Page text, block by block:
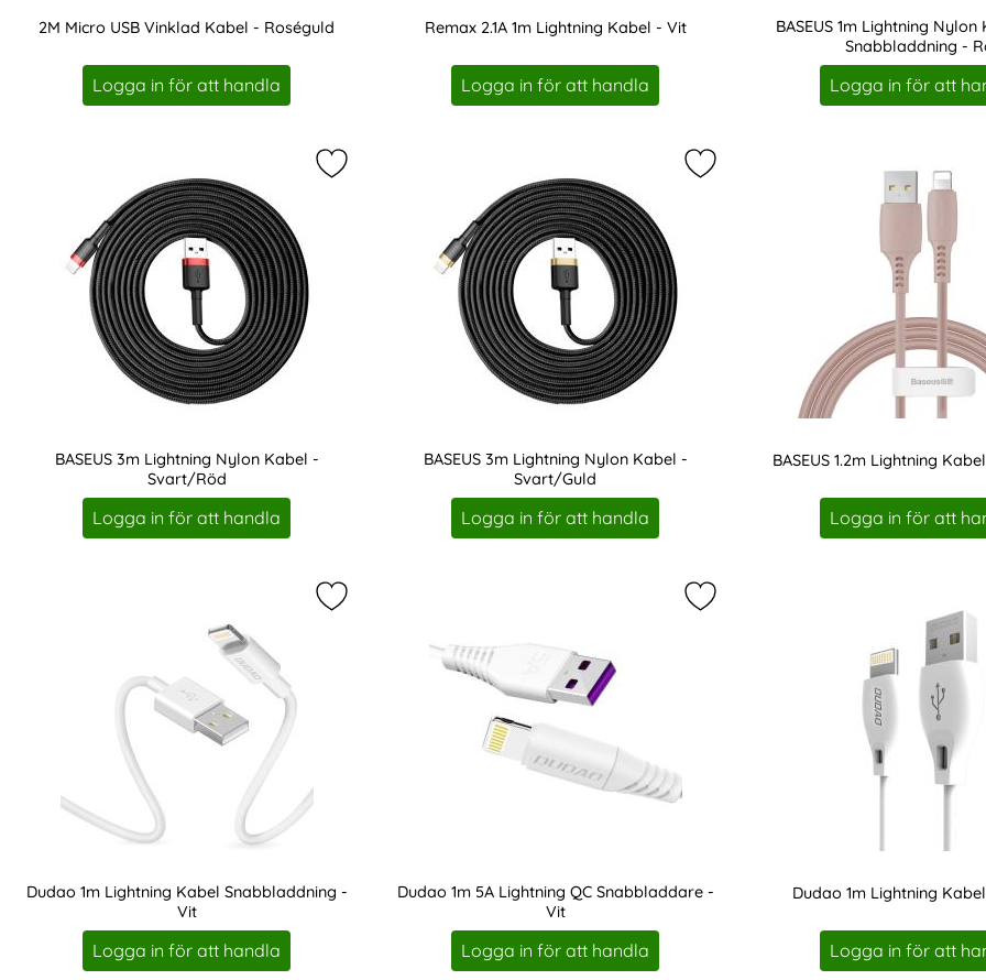
2M Micro USB Vinklad Kabel - Roséguld
Art. nr 222791
Logga in för att handla
Remax 2.1A 1m Lightning Kabel - Vit
Art. nr 8291
Logga in för att handla
BASEUS 1m Lightning Nylon
Snabbladdning -
Art. nr 8293
Logga in för att
BASEUS 3m Lightning Nylon Kabel -
Svart/Röd
Art. nr 8304
Logga in för att handla
Markera bASEUS 3m Lightning Nylon Kabel - Svart/Röd som favorit
BASEUS 3m Lightning Nylon Kabel -
Svart/Guld
Art. nr 8305
Logga in för att handla
Markera bASEUS 3m Lightning
BASEUS 1.2m Lightning
Art. nr 8311
Logga in för att
Dudao 1m Lightning Kabel Snabbladdning -
Vit
Art. nr 8319
Logga in för att handla
Markera dudao 1m Lightning Kabel Snabbladdning - Vit som favorit
Dudao 1m 5A Lightning QC Snabbladdare -
Vit
Art. nr 8320
Logga in för att handla
Markera dudao 1m 5A Lightning
Dudao 1m Lightning
Art. nr 8321
Logga in för att